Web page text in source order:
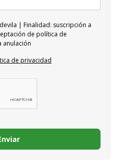
| Finalidad: suscripción a
de política de
anulación
de privacidad